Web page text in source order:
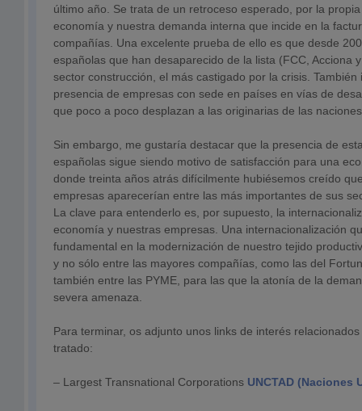
último año. Se trata de un retroceso esperado, por la
economía y nuestra demanda interna que incide en la
compañías. Una excelente prueba de ello es que desde
españolas que han desaparecido de la lista (FCC, Acciona
sector construcción, el más castigado por la crisis. También
presencia de empresas con sede en países en vías de
que poco a poco desplazan a las originarias de las
Sin embargo, me gustaría destacar que la presencia de
españolas sigue siendo motivo de satisfacción para una
donde treinta años atrás difícilmente hubiésemos creído
empresas aparecerían entre las más importantes de sus
La clave para entenderlo es, por supuesto, la
economía y nuestras empresas. Una internacionalización
fundamental en la modernización de nuestro tejido
y no sólo entre las mayores compañías, como las del
también entre las PYME, para las que la atonía de la
severa amenaza.
Para terminar, os adjunto unos links de interés
tratado:
– Largest Transnational Corporations UNCTAD (Naciones